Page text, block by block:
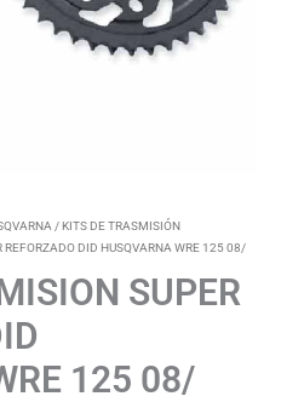
/KITS DE TRASMISIÓN
REFORZADO DID HUSQVARNA WRE 125 08/
SUPER
125 08/